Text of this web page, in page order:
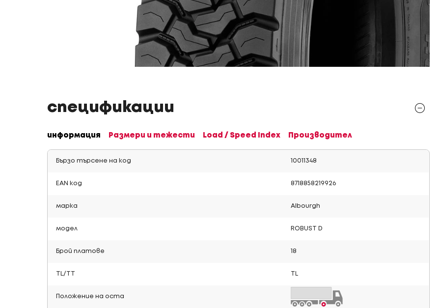
спецификации
информация Размери и тежести Load / Speed Index Производител
Бързо търсене на код 10011348
EAN код 8718858219926
марка Albourgh
модел ROBUST D
Брой платове 18
TL/TT
Положение на оста